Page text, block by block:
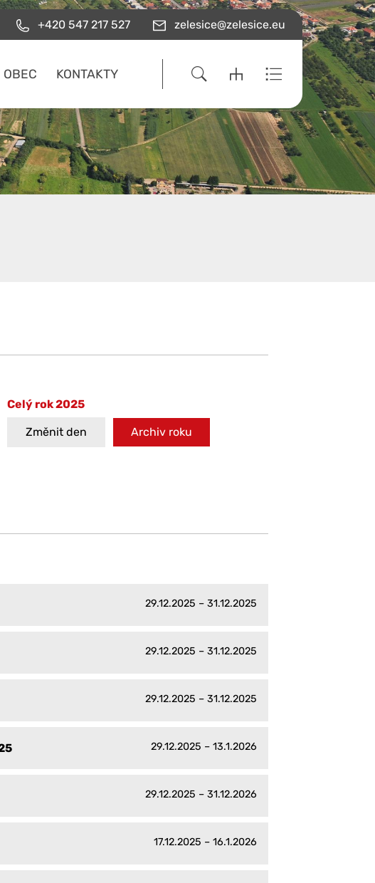
+420 547 217 527 zelesice@zelesice.eu
OBEC KONTAKTY
Celý rok 2025
Změnit den Archiv roku
29.12.2025 – 31.12.2025
29.12.2025 – 31.12.2025
29.12.2025 – 31.12.2025
29.12.2025 – 13.1.2026
29.12.2025 – 31.12.2026
17.12.2025 – 16.1.2026